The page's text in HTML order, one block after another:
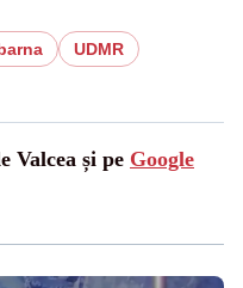
UDMR
Valcea și pe Google